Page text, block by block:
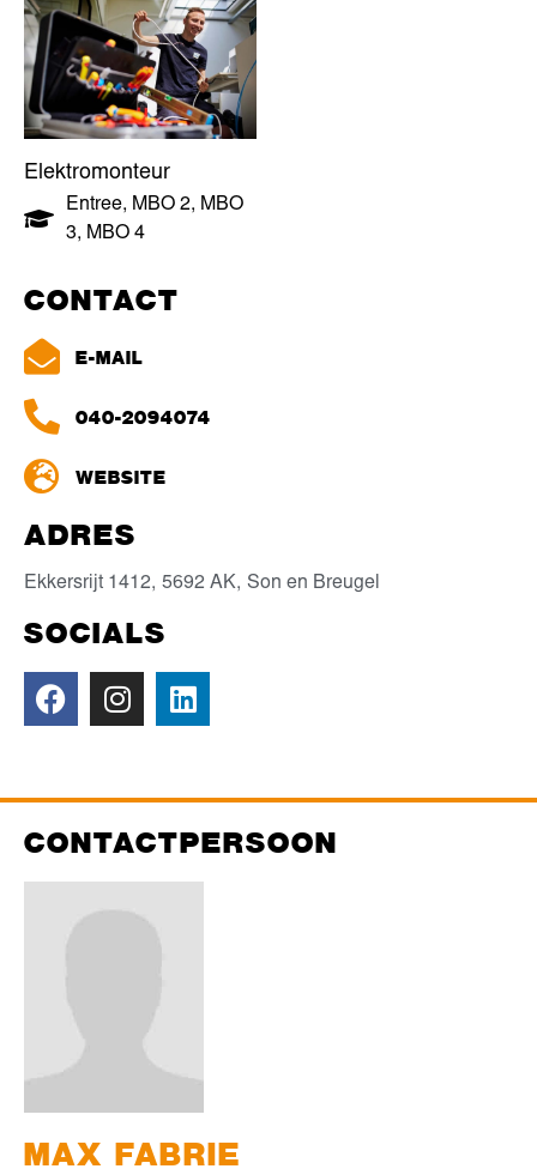
Elektromonteur
Entree, MBO 2, MBO
3, MBO 4
CONTACT
E-MAIL
040-2094074
WEBSITE
ADRES
Ekkersrijt 1412, 5692 AK, Son en Breugel
SOCIALS
CONTACTPERSOON
MAX FABRIE